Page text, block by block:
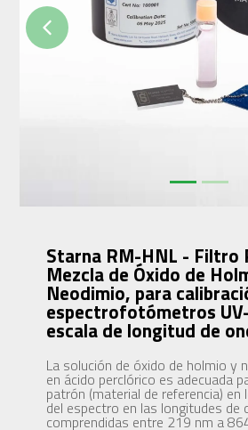
Previous
Starna RM-HNL - Filtro
Mezcla de Óxido de
Neodimio, para
espectrofotómetros
escala de longitud de
La solución de óxido de holmio y
en ácido perclórico es adecuada
patrón (material de referencia) en
del espectro en las longitudes de
comprendidas entre 219 nm a